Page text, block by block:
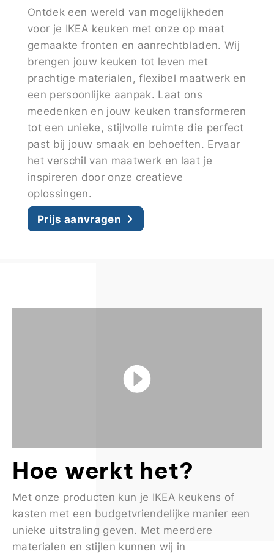
Ontdek een wereld van mogelijkheden
voor je IKEA keuken met onze op maat
gemaakte fronten en aanrechtbladen. Wij
brengen jouw keuken tot leven met
prachtige materialen, flexibel maatwerk en
een persoonlijke aanpak. Laat ons
meedenken en jouw keuken transformeren
tot een unieke, stijlvolle ruimte die perfect
past bij jouw smaak en behoeften. Ervaar
het verschil van maatwerk en laat je
inspireren door onze creatieve
oplossingen.
Prijs aanvragen
Hoe werkt het?
Met onze producten kun je IKEA keukens of
kasten met een budgetvriendelijke manier een
unieke uitstraling geven. Met meerdere
materialen en stijlen kunnen wij in